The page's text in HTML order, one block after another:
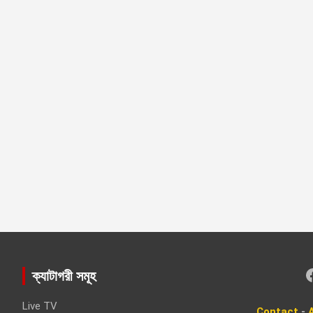
ক্যাটাগরী সমূহ
Live TV